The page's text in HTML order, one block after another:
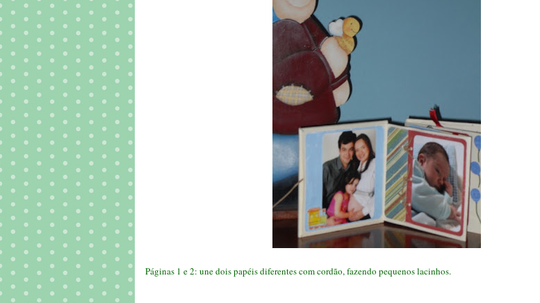
Páginas 1 e 2: une dois papéis diferentes com cordão, fazendo pequenos lacinhos.